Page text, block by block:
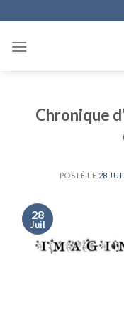
to
content
Chronique
POSTÉ LE 28
28
Juil